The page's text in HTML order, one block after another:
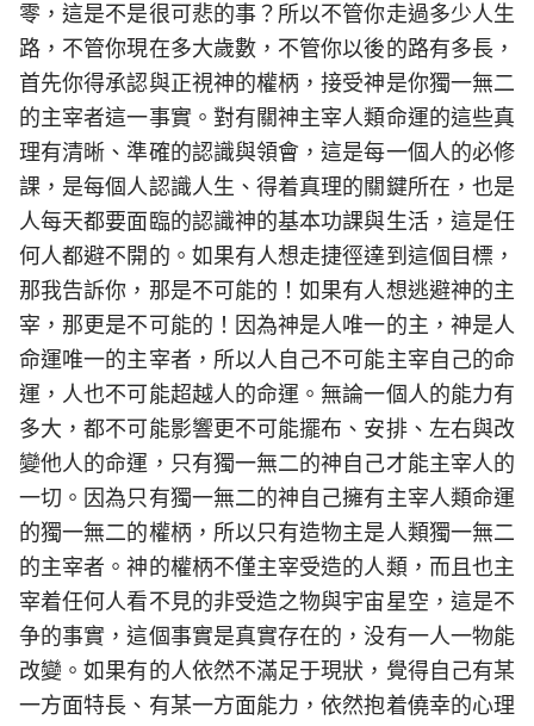
零，這是不是很可悲的事？所以不管你走過多少人生
路，不管你現在多大歲數，不管你以後的路有多長，
首先你得承認與正視神的權柄，接受神是你獨一無二
的主宰者這一事實。對有關神主宰人類命運的這些真
理有清晰、準確的認識與領會，這是每一個人的必修
課，是每個人認識人生、得着真理的關鍵所在，也是
人每天都要面臨的認識神的基本功課與生活，這是任
何人都避不開的。如果有人想走捷徑達到這個目標，
那我告訴你，那是不可能的！如果有人想逃避神的主
宰，那更是不可能的！因為神是人唯一的主，神是人
命運唯一的主宰者，所以人自己不可能主宰自己的命
運，人也不可能超越人的命運。無論一個人的能力有
多大，都不可能影響更不可能擺布、安排、左右與改
變他人的命運，只有獨一無二的神自己才能主宰人的
一切。因為只有獨一無二的神自己擁有主宰人類命運
的獨一無二的權柄，所以只有造物主是人類獨一無二
的主宰者。神的權柄不僅主宰受造的人類，而且也主
宰着任何人看不見的非受造之物與宇宙星空，這是不
争的事實，這個事實是真實存在的，没有一人一物能
改變。如果有的人依然不滿足于現狀，覺得自己有某
一方面特長、有某一方面能力，依然抱着僥幸的心理